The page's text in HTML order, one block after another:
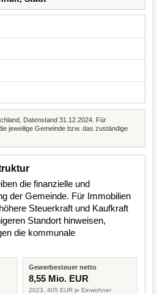
Datenstand 31.12.2024. Für
jeweilige Gemeinde bzw. das zuständige
die finanzielle und
der Gemeinde. Für Immobilien
Steuerkraft und Kaufkraft
Standort hinweisen,
die kommunale
Gewerbesteuer netto
8,55 Mio. EUR
2023, 405 EUR je Einwohner